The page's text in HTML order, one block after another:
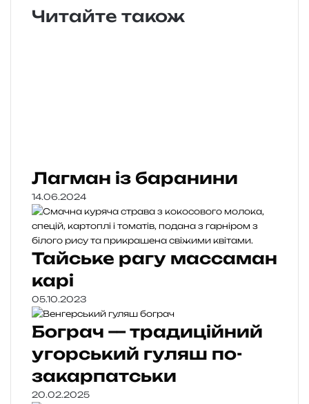
Читайте також
Лагман із баранини
14.06.2024
Тайське рагу массаман
карі
05.10.2023
Бограч — традиційний
угорський гуляш по-
закарпатськи
20.02.2025